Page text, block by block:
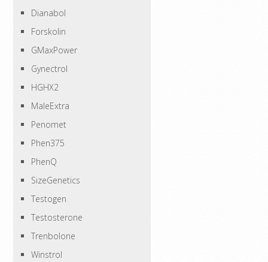
Dianabol
Forskolin
GMaxPower
Gynectrol
HGHX2
MaleExtra
Penomet
Phen375
PhenQ
SizeGenetics
Testogen
Testosterone
Trenbolone
Winstrol